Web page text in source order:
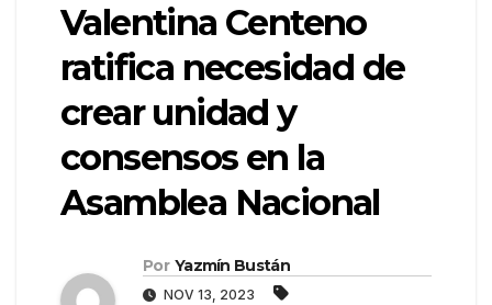
Valentina Centeno
ratifica necesidad de
crear unidad y
consensos en la
Asamblea Nacional
Por Yazmín Bustán
NOV 13, 2023